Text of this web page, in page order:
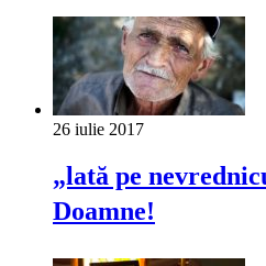
26 iulie 2017
„lată pe
Doamne!